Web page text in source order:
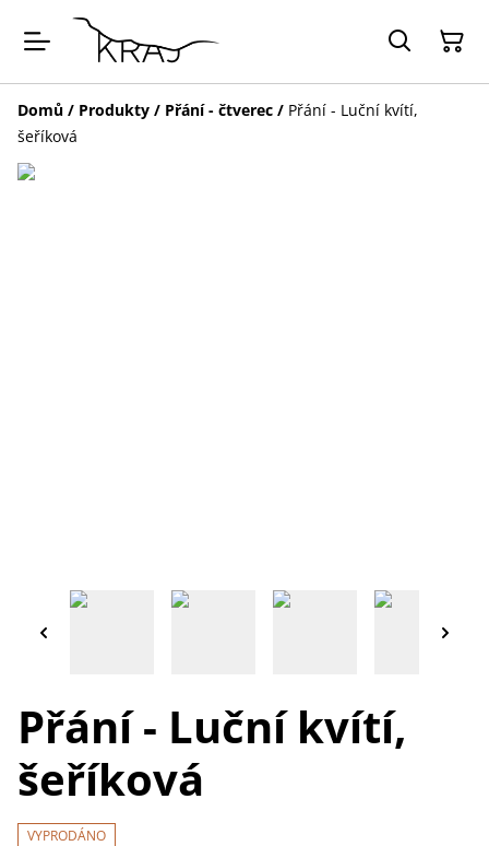
Domů / Produkty / Přání - čtverec / Přání - Luční kvítí,
šeříková
Přání - Luční kvítí,
šeříková
VYPRODÁNO